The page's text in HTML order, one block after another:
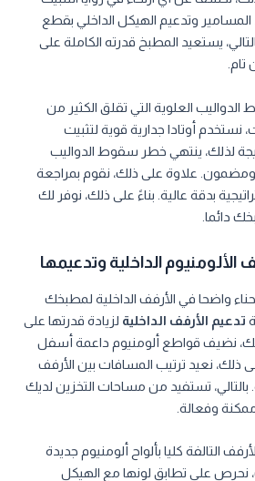
وتدعيم الهيكل الداخلي بقطع
يستعيد المطبخ قدرته الكاملة على
تام.
العلوية التي تقلق الكثير من
أوتادا جدارية قوية لتثبيت
لذلك، ينتهي خطر سقوط الدواليب
علاوة على ذلك، نقوم بمراجعة
بدقة عالية. بناءً على ذلك، نوفر لك
دائما.
الداخلية وتدعيمها
واضحا في الأرفف الداخلية لمطبخك
تدعيم الأرفف الداخلية لزيادة قدرتها على
نضيف قواطع ألومنيوم داعمة أسفل
نعيد ترتيب المسافات بين الأرفف
بالتالي، تستفيد من مساحات التخزين لديك
وفعالة.
التالفة كليا بألواح ألومنيوم جديدة
على تطابق لونها مع الهيكل